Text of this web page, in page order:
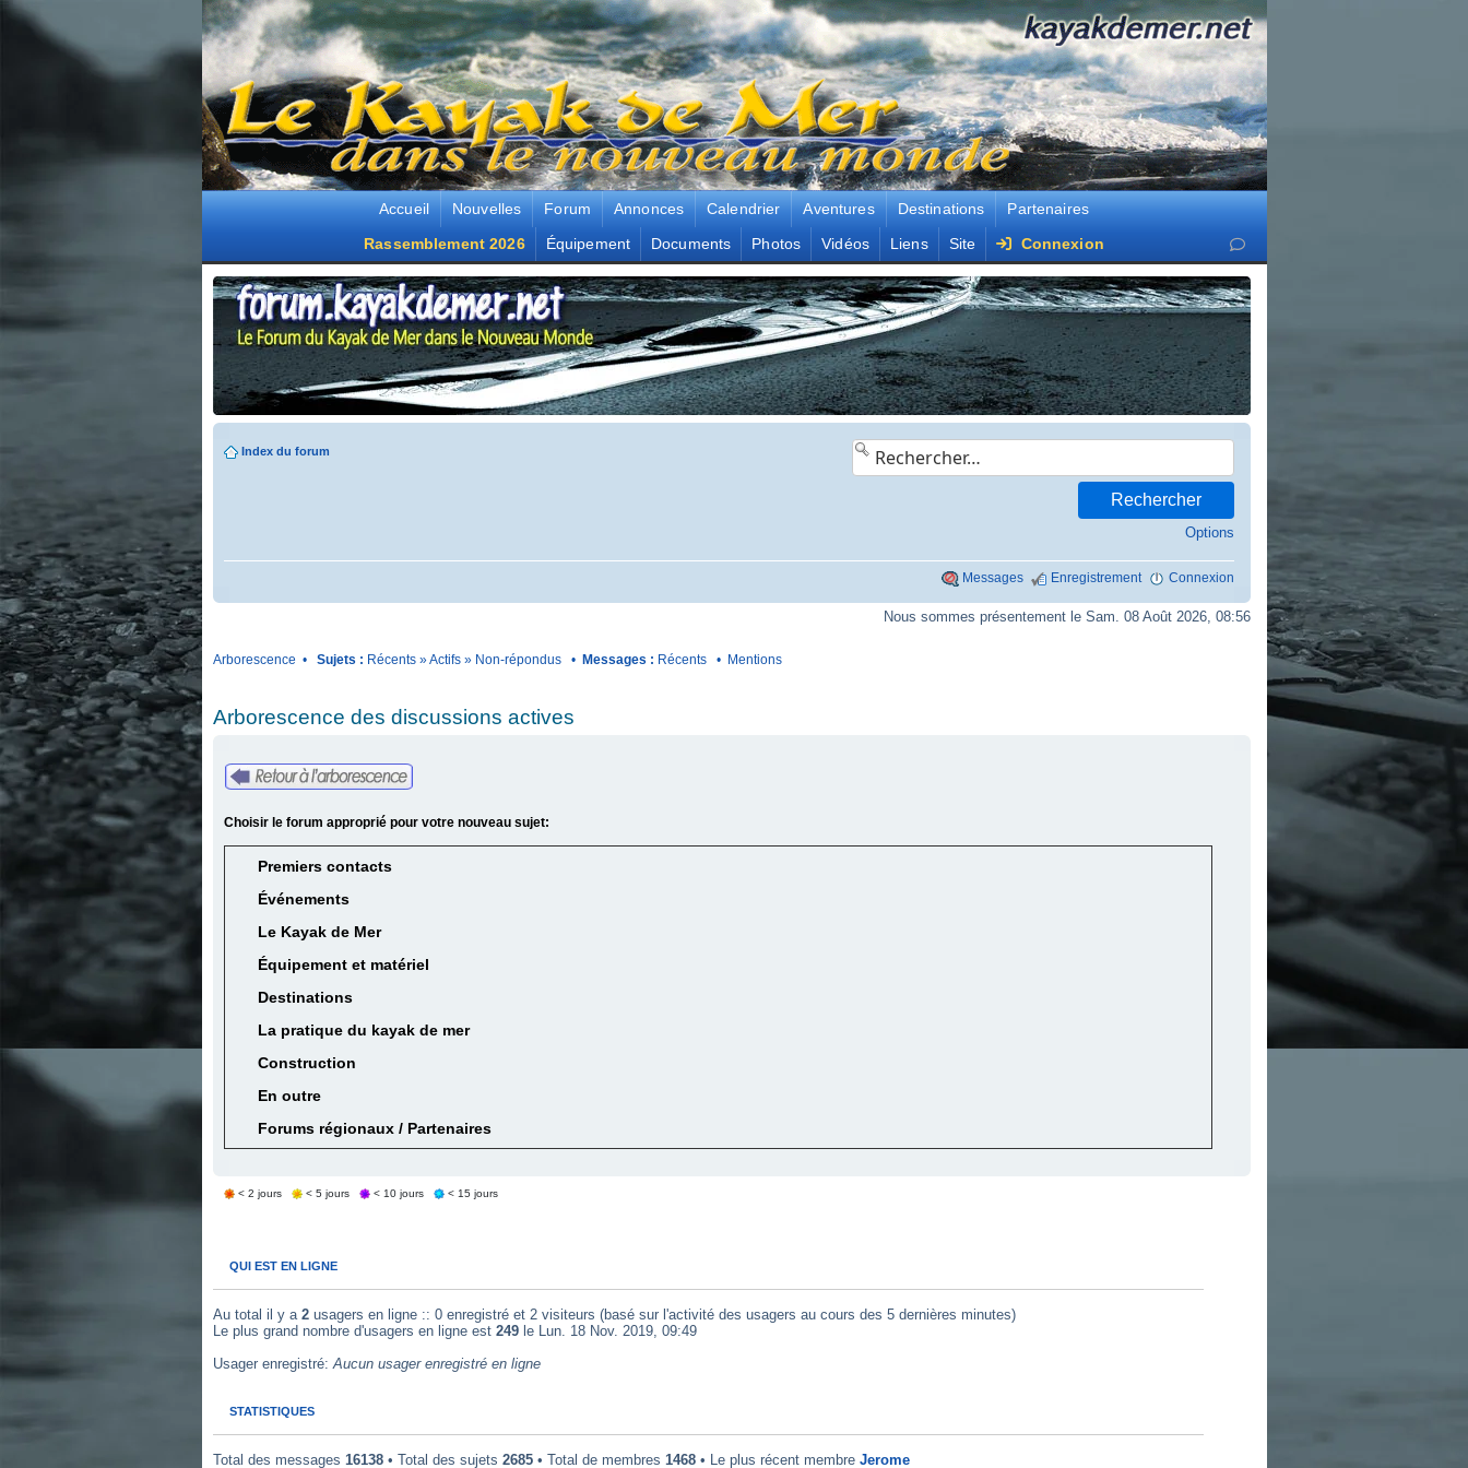
Accueil Nouvelles Forum Annonces Calendrier Aventures Destinations
Partenaires
Rassemblement 2026
Équipement Documents Photos Vidéos Liens Site Connexion
Index du forum
Options
Messages Enregistrement Connexion
Nous sommes présentement le Sam. 08 Août 2026, 08:56
Arborescence • Sujets : Récents»Actifs» Non-répondus• Messages : Récents• Mentions
Arborescence des discussions actives
Choisir le forum approprié pour votre nouveau sujet:
Premiers contacts
Événements
Le Kayak de Mer
Équipement et matériel
Destinations
La pratique du kayak de mer
Construction
En outre
Forums régionaux / Partenaires
< 2 jours < 5 jours < 10 jours < 15 jours
QUI EST EN LIGNE
Au total il y a 2usagers en ligne :: 0 enregistré et 2 visiteurs (basé sur l'activité des usagers au cours des 5 dernières minutes)
Le plus grand nombre d'usagers en ligne est 249le Lun. 18 Nov. 2019, 09:49
Usager enregistré:Aucun usager enregistré en ligne
STATISTIQUES
Total des messages 16138• Total des sujets 2685• Total de membres 1468• Le plus récent membre Jerome